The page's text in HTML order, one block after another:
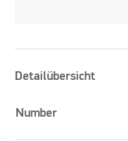
Detailübersicht
Number